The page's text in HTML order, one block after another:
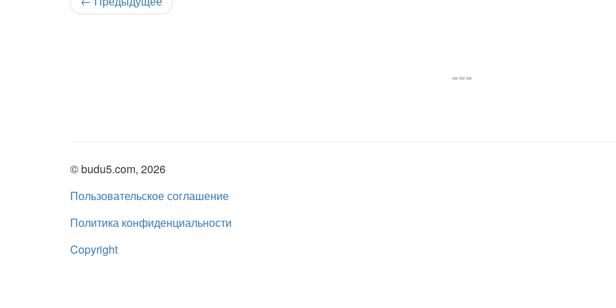
© budu5.com, 2026
Пользовательское соглашение
Политика конфиденциальности
Copyright